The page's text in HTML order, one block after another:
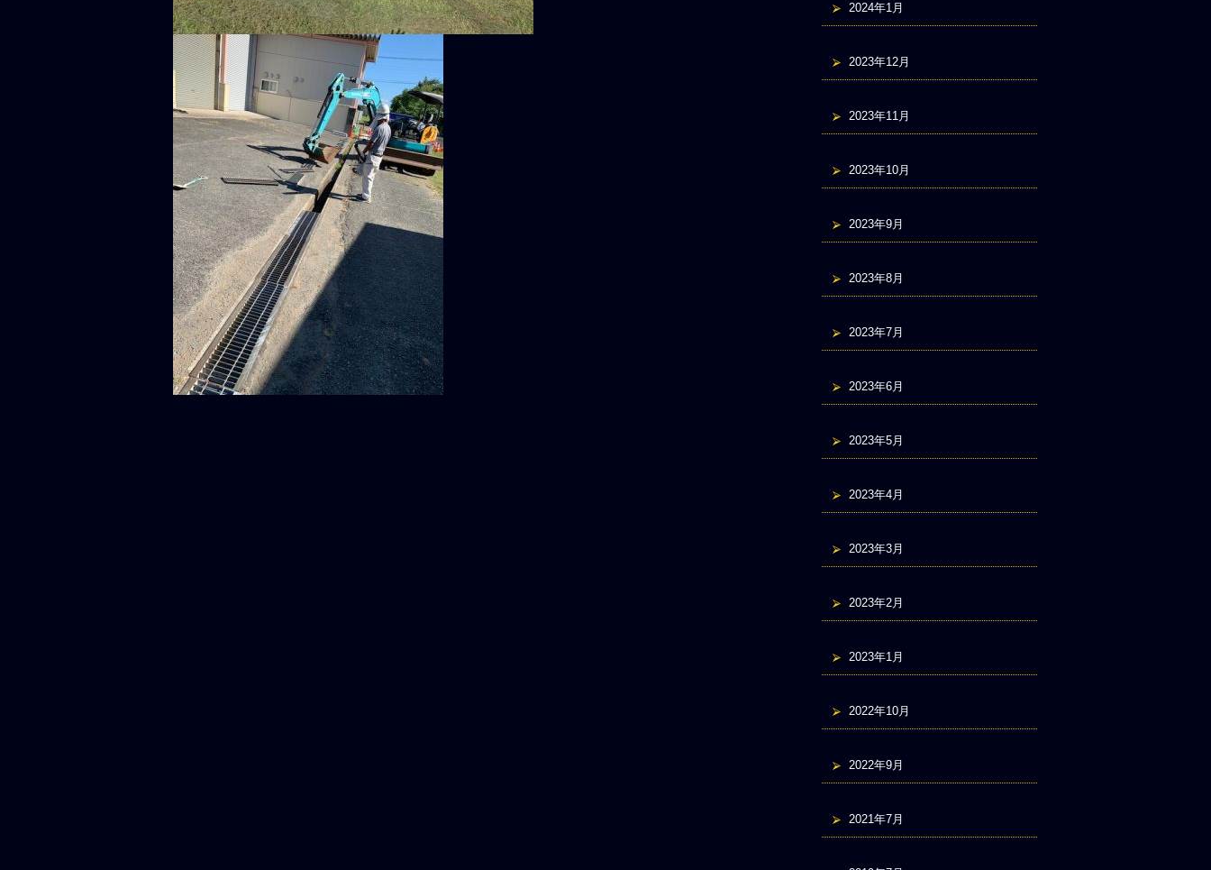
2024年1月
2023年12月
2023年11月
2023年10月
2023年9月
2023年8月
2023年7月
2023年6月
2023年5月
2023年4月
2023年3月
2023年2月
2023年1月
2022年10月
2022年9月
2021年7月